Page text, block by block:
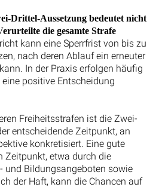
Drittel-Aussetzung bedeutet nicht
die gesamte Strafe
kann eine Sperrfrist von bis zu
nach deren Ablauf ein erneuter
In der Praxis erfolgen häufig
positive Entscheidung
Freiheitsstrafen ist die Zwei-
entscheidende Zeitpunkt, an
konkretisiert. Eine gute
Zeitpunkt, etwa durch die
und Bildungsangeboten sowie
der Haft, kann die Chancen auf